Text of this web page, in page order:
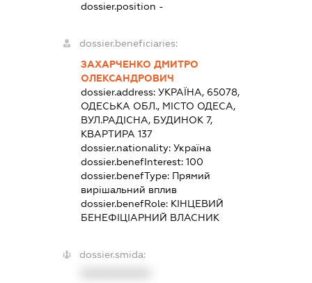
dossier.position -
dossier.beneficiaries:
ЗАХАРЧЕНКО ДМИТРО
ОЛЕКСАНДРОВИЧ
dossier.address: УКРАЇНА, 65078,
ОДЕСЬКА ОБЛ., МІСТО ОДЕСА,
ВУЛ.РАДІСНА, БУДИНОК 7,
КВАРТИРА 137
dossier.nationality: Україна
dossier.benefInterest: 100
dossier.benefType: Прямий
вирішальний вплив
dossier.benefRole: КІНЦЕВИЙ
БЕНЕФІЦІАРНИЙ ВЛАСНИК
dossier.smida: